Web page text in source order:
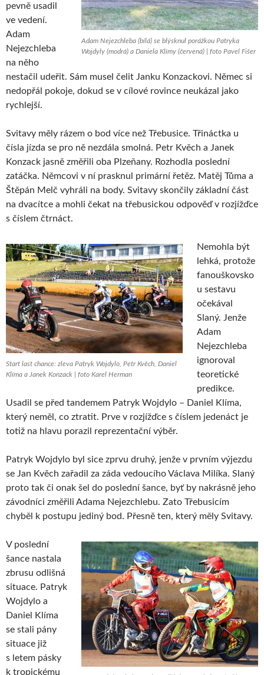
Adam Nejezchleba (bílá) se blýsknul porážkou Patryka
Wojdyly (modrá) a Daniela Klímy (červená) | foto Pavel Fišer
pevně usadil
ve vedení.
Adam
Nejezchleba
na něho
nestačil udeřit. Sám musel čelit Janku Konzackovi. Němec si
nedopřál pokoje, dokud se v cílové rovince neukázal jako
rychlejší.
Svitavy měly rázem o bod více než Třebusice. Třináctka u
čísla jízda se pro ně nezdála smolná. Petr Kvěch a Janek
Konzack jasně změřili oba Plzeňany. Rozhodla poslední
zatáčka. Němcovi v ní prasknul primární řetěz. Matěj Tůma a
Štěpán Melč vyhráli na body. Svitavy skončily základní část
na dvacítce a mohli čekat na třebusickou odpověď v rozjížďce
s číslem čtrnáct.
Start last chance: zleva Patryk Wojdylo, Petr Kvěch, Daniel
Klíma a Janek Konzack | foto Karel Herman
Nemohla být
lehká, protože
fanouškovsko
u sestavu
očekával
Slaný. Jenže
Adam
Nejezchleba
ignoroval
teoretické
predikce.
Usadil se před tandemem Patryk Wojdylo – Daniel Klíma,
který neměl, co ztratit. Prve v rozjížďce s číslem jedenáct je
totiž na hlavu porazil reprezentační výběr.
Patryk Wojdylo byl sice zprvu druhý, jenže v prvním výjezdu
se Jan Kvěch zařadil za záda vedoucího Václava Milíka. Slaný
proto tak či onak šel do poslední šance, byť by nakrásně jeho
závodníci změřili Adama Nejezchlebu. Zato Třebusicím
chyběl k postupu jediný bod. Přesně ten, který měly Svitavy.
V poslední
šance nastala
zbrusu odlišná
situace. Patryk
Wojdylo a
Daniel Klíma
se stali pány
situace již
s letem pásky
k tropickému